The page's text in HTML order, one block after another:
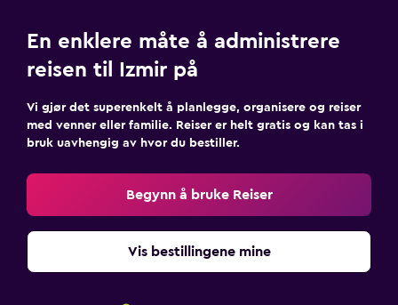
En enklere måte å administrere
reisen til Izmir på
Vi gjør det superenkelt å planlegge, organisere og reiser
med venner eller familie. Reiser er helt gratis og kan tas i
bruk uavhengig av hvor du bestiller.
Begynn å bruke Reiser
Vis bestillingene mine